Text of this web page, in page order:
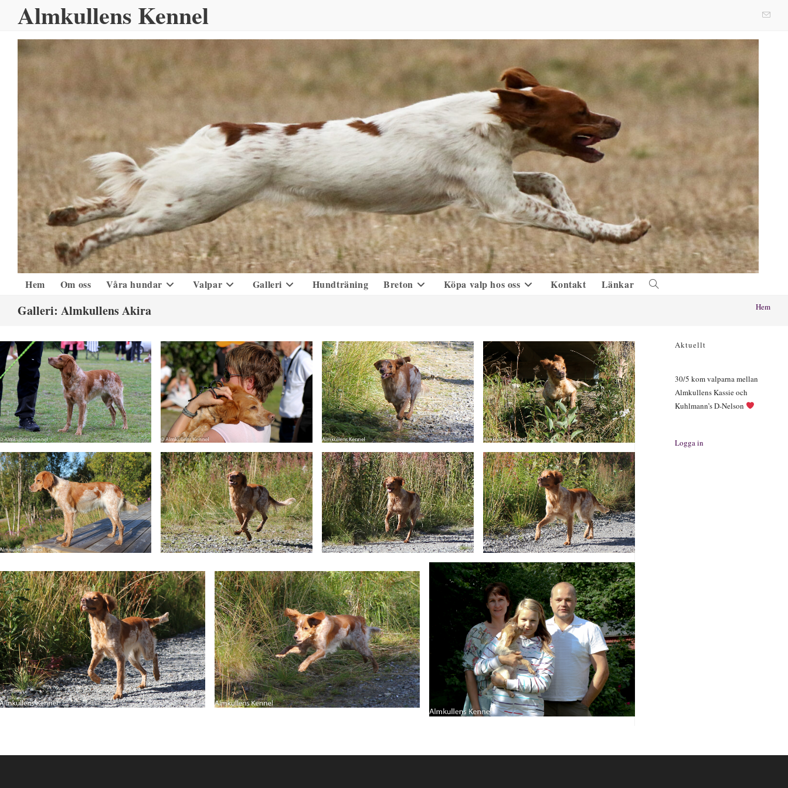
Almkullens Kennel
Hem Om oss Våra hundar Valpar Galleri Hundträning Breton Köpa valp hos oss Kontakt Länkar
Slå
Galleri: Almkullens Akira Hem
Aktuellt
30/5 kom valparna mellan
Almkullens Kassie och
Kuhlmann’s D-Nelson
Logga in